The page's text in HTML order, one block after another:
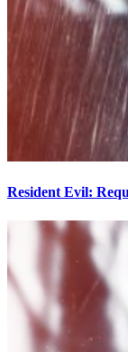
Resident Evil: